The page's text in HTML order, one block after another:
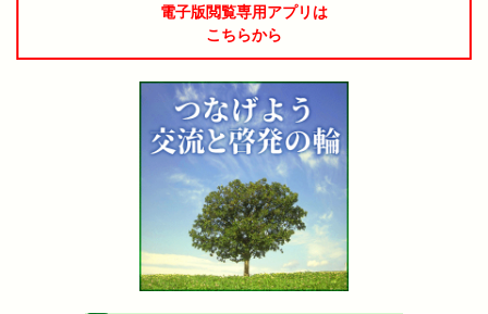
電子版閲覧専用アプリは
こちらから